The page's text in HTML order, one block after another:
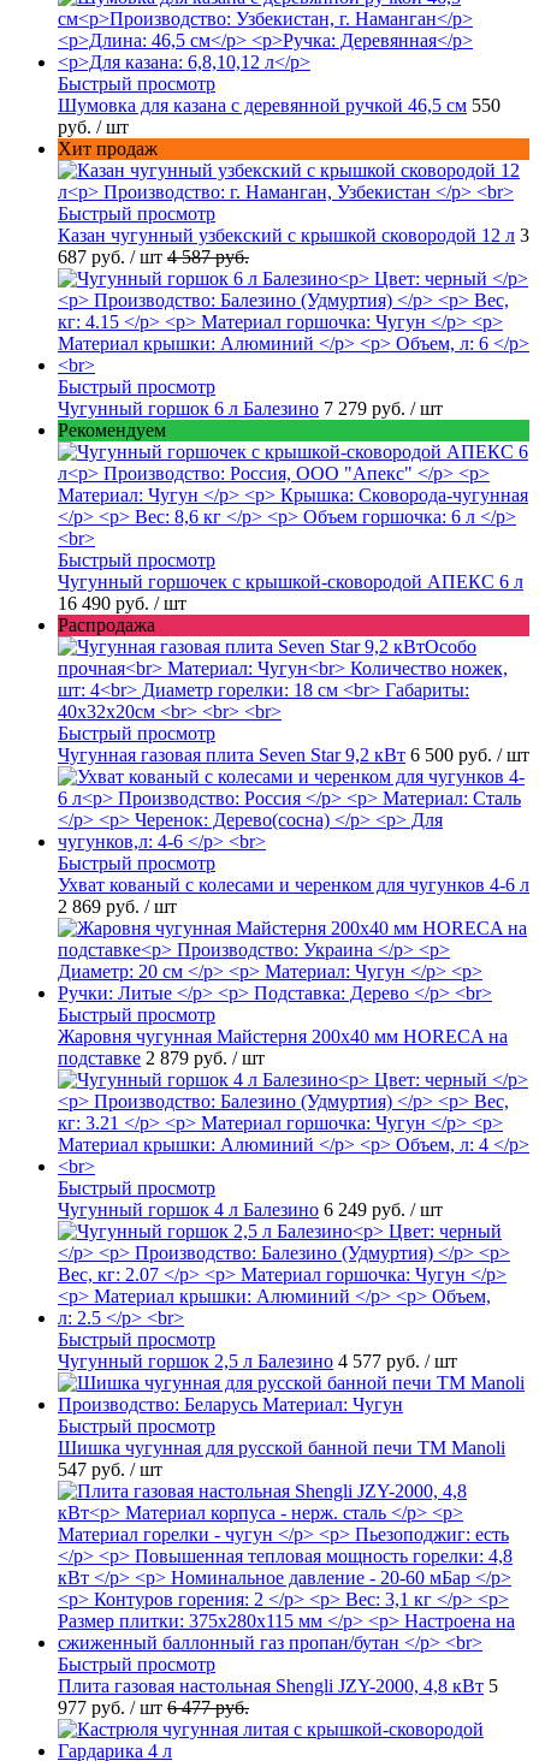
Быстрый просмотр
Шумовка для казана с деревянной ручкой 46,5 см 550
руб. / шт
Хит продаж
Быстрый просмотр
Казан чугунный узбекский с крышкой сковородой 12 л 3
687 руб. / шт 4 587 руб.
Быстрый просмотр
Чугунный горшок 6 л Балезино 7 279 руб. / шт
Рекомендуем
Быстрый просмотр
Чугунный горшочек с крышкой-сковородой АПЕКС 6 л
16 490 руб. / шт
Распродажа
Быстрый просмотр
Чугунная газовая плита Seven Star 9,2 кВт 6 500 руб. / шт
Быстрый просмотр
Ухват кованый с колесами и черенком для чугунков 4-6 л
2 869 руб. / шт
Быстрый просмотр
Жаровня чугунная Майстерня 200х40 мм HORECA на
подставке 2 879 руб. / шт
Быстрый просмотр
Чугунный горшок 4 л Балезино 6 249 руб. / шт
Быстрый просмотр
Чугунный горшок 2,5 л Балезино 4 577 руб. / шт
Быстрый просмотр
Шишка чугунная для русской банной печи ТМ Manoli
547 руб. / шт
Быстрый просмотр
Плита газовая настольная Shengli JZY-2000, 4,8 кВт 5
977 руб. / шт 6 477 руб.